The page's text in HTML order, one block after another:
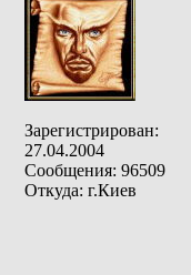
Зарегистрирован:
27.04.2004
Сообщения: 96509
Откуда: г.Киев